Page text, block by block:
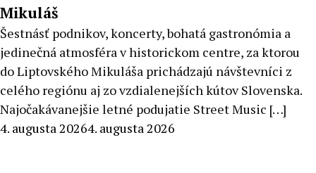
Mikuláš
Šestnásť podnikov, koncerty, bohatá gastronómia a
jedinečná atmosféra v historickom centre, za ktorou
do Liptovského Mikuláša prichádzajú návštevníci z
celého regiónu aj zo vzdialenejších kútov Slovenska.
Najočakávanejšie letné podujatie Street Music […]
By
4. augusta 20264. augusta 2026